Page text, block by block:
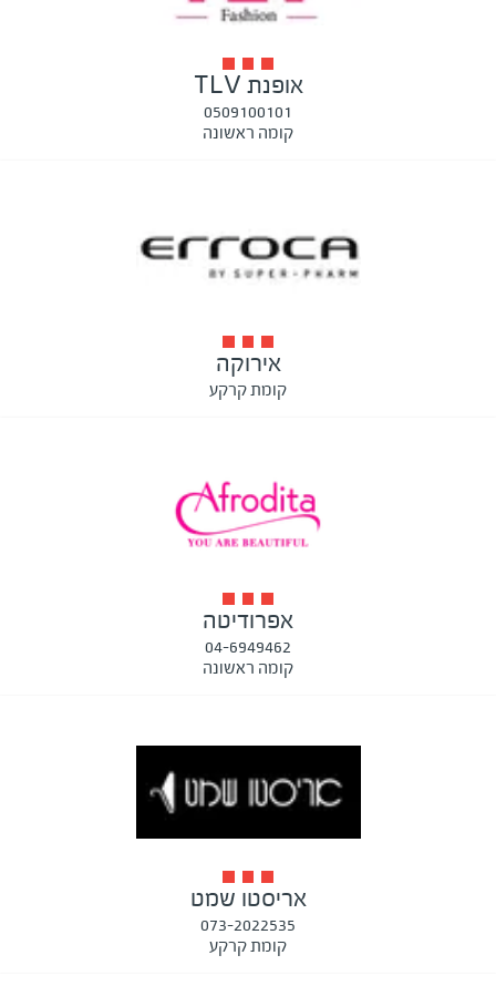
אופנת TLV
0509100101
קומה ראשונה
אירוקה
קומת קרקע
אפרודיטה
04-6949462
קומה ראשונה
אריסטו שמט
073-2022535
קומת קרקע